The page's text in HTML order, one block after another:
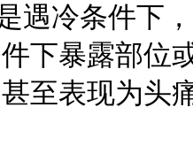
遇冷条件下
下暴露部位
至表现为头